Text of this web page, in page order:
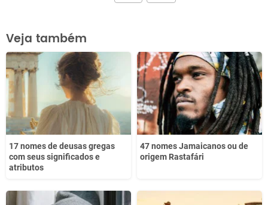
Este conteúdo contém informação incorreta
Este conteúdo não tem a informação que procuro
Outro
Veja também
17 nomes de deusas gregas
com seus significados e
atributos
47 nomes Jamaicanos ou de
origem Rastafári